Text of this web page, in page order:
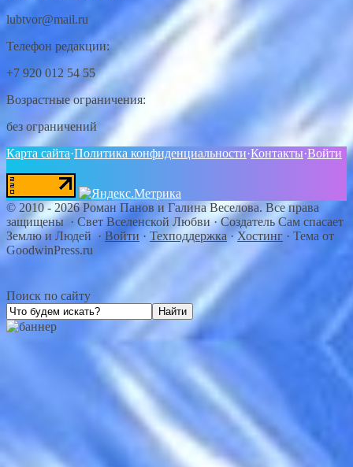
lubtvor@mail.ru
Телефон редакции:
+7 920 012 54 55
Возрастные ограничения:
без ограничений
Карта сайта·Политика конфиденциальности·Контакты·Войти
© 2010 - 2026Роман Панов и Галина Веселова. Все права
защищены · Свет Вселенской Любви·Создатель Сам спасает
Землю и Людей · Войти · Техподдержка ·Хостинг · Тема от
GoodwinPress.ru
Поиск по сайту